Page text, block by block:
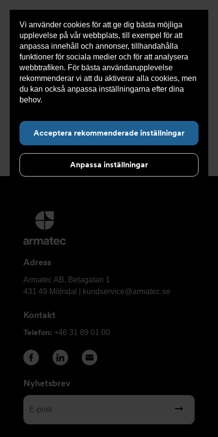
Vi använder cookies för att ge dig bästa möjliga
upplevelse på vår webbplats, till exempel för att
anpassa innehåll och annonser, tillhandahålla
funktioner för sociala medier och för att analysera
webbtrafiken. För bästa användarupplevelse
rekommenderar vi att du aktiverar alla cookies, men
du kan också anpassa inställningarna efter dina
behov.
Acceptera rekommenderade inställningar
Anpassa inställningar
0 varorSnabborder
Undernavigering för ”Koncept”
Applikationer
Ytterligare
information
och
Adress
Armatec
AB
Armatec AB, Betagatan 1
431 49 Mölndal |
kundservice@armatec.se
Kontakt
Telefon: +46 31 89 01 00
Nyhetsbrev
E-
post
(Obligatoriskt)